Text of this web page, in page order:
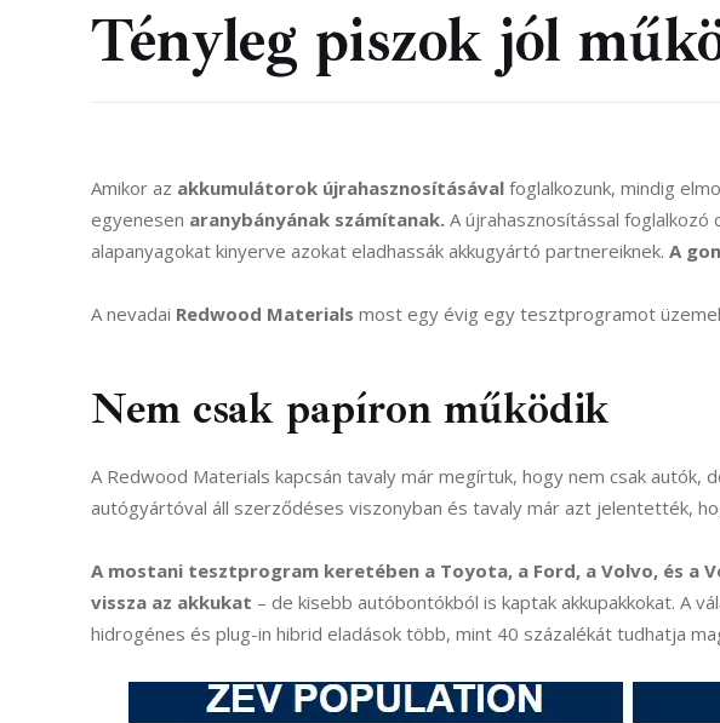
Tényleg piszok jól
Amikor az akkumulátorok újrahasznosításával foglalkozunk, mindig
egyenesen aranybányának számítanak. A újrahasznosítással
alapanyagokat kinyerve azokat eladhassák akkugyártó partnereiknek. A
A nevadai Redwood Materials most egy évig egy tesztprogramot
Nem csak papíron működik
A Redwood Materials kapcsán tavaly már megírtuk, hogy nem csak autók,
autógyártóval áll szerződéses viszonyban és tavaly már azt jelentették,
A mostani tesztprogram keretében a Toyota, a Ford, a Volvo, és
vissza az akkukat – de kisebb autóbontókból is kaptak akkupakkokat. A
hidrogénes és plug-in hibrid eladások több, mint 40 százalékát tudhatja